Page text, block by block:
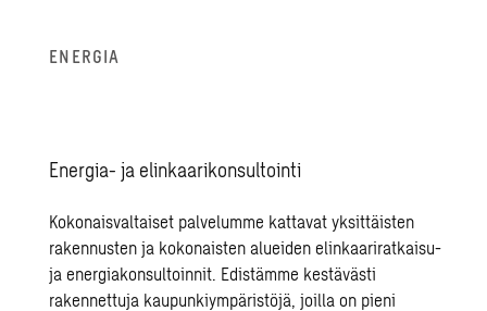
ENER­GIA
Ener­gia- ja elin­kaa­ri­kon­sul­toin­ti
Kokonaisvaltaiset palvelumme kattavat yksittäisten
rakennusten ja kokonaisten alueiden elinkaariratkaisu-
ja energiakonsultoinnit. Edistämme kestävästi
rakennettuja kaupunkiympäristöjä, joilla on pieni